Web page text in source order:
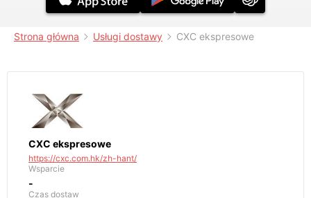
Strona główna Usługi dostawy CXC ekspresowe
CXC ekspresowe
https://cxc.com.hk/zh-hant/
Wsparcie
-
Czas dostaw